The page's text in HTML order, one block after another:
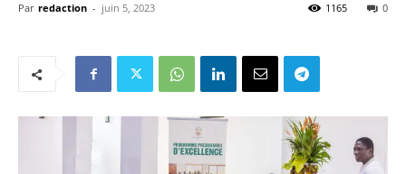
Par redaction - juin 5, 2023 0
1165